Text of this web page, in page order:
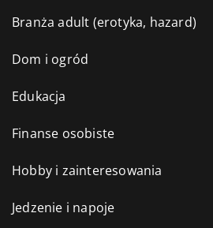
Branża adult (erotyka, hazard)
Dom i ogród
Edukacja
Finanse osobiste
Hobby i zainteresowania
Jedzenie i napoje